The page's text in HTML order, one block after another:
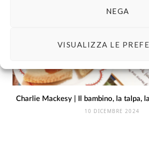
NEGA
VISUALIZZA LE
Charlie Mackesy | Il bambino, la talpa,
10 DICEMBRE 2024